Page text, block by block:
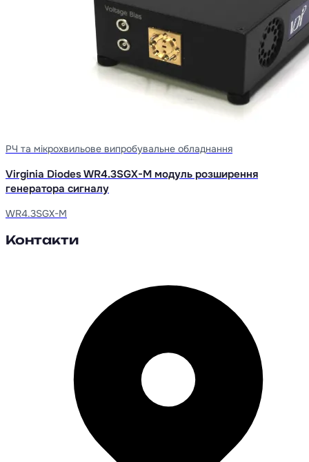
РЧ та мікрохвильове випробувальне обладнання
Virginia Diodes WR4.3SGX-M модуль розширення
генератора сигналу
WR4.3SGX-M
Контакти